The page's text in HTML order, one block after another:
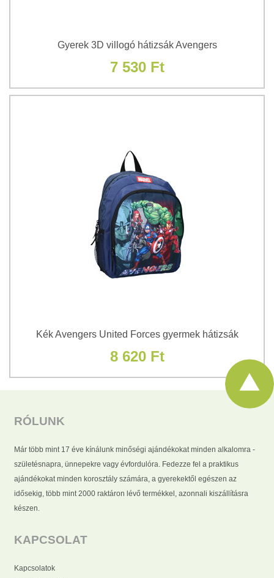
Gyerek 3D villogó hátizsák Avengers
7 530 Ft
Kék Avengers United Forces gyermek hátizsák
8 620 Ft
RÓLUNK
Már több mint 17 éve kínálunk minőségi ajándékokat minden alkalomra -
születésnapra, ünnepekre vagy évfordulóra. Fedezze fel a praktikus
ajándékokat minden korosztály számára, a gyerekektől egészen az
idősekig, több mint 2000 raktáron lévő termékkel, azonnali kiszállításra
készen.
KAPCSOLAT
Kapcsolatok